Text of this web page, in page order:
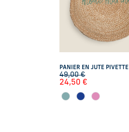
PANIER EN JUTE PIVETTE
49,00€
24,50€